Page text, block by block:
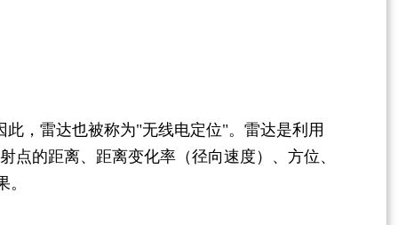
，雷达也被称为"无线电定位"。雷达是利用
的距离、距离变化率（径向速度）、方位、